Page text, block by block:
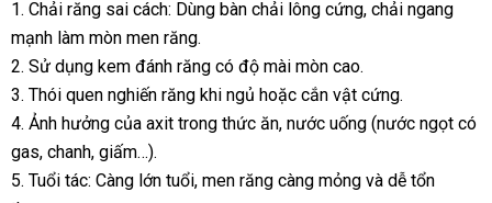
1. Chải răng sai cách: Dùng bàn chải lông cứng, chải ngang
mạnh làm mòn men răng.
2. Sử dụng kem đánh răng có độ mài mòn cao.
3. Thói quen nghiến răng khi ngủ hoặc cắn vật cứng.
4. Ảnh hưởng của axit trong thức ăn, nước uống (nước ngọt có
gas, chanh, giấm…).
5. Tuổi tác: Càng lớn tuổi, men răng càng mỏng và dễ tổn